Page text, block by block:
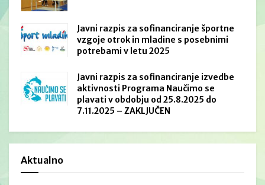
Javni razpis za sofinanciranje športne
vzgoje otrok in mladine s posebnimi
potrebami v letu 2025
Javni razpis za sofinanciranje izvedbe
aktivnosti Programa Naučimo se
plavati v obdobju od 25.8.2025 do
7.11.2025 – ZAKLJUČEN
Aktualno